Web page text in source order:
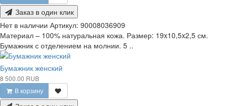
Заказ в один клик
Нет в наличии Артикул: 90008036909
Материал – 100% натуральная кожа. Размер: 19x10,5x2,5 см.
Бумажник с отделением на молнии. 5 ..
Бумажник женский
8 500.00 RUB
В корзину